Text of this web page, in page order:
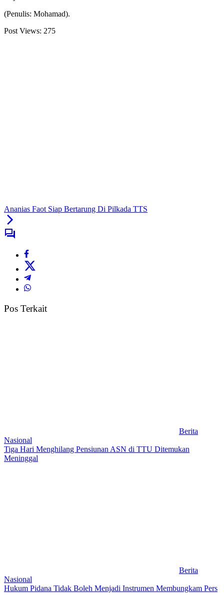
(Penulis: Mohamad).
Post Views: 275
Ananias Faot Siap Bertarung Di Pilkada TTS
Pos Terkait
Berita
Nasional
Tiga Hari Menghilang Pensiunan ASN di TTU Ditemukan
Meninggal
Berita
Nasional
Hukum Pidana Tidak Boleh Menjadi Instrumen Membungkam Pers